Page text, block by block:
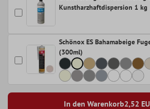
Kunstharzhaftdispersion 1 kg
Schönox ES Bahamabeige
(300ml)
In den Warenkorb2,52